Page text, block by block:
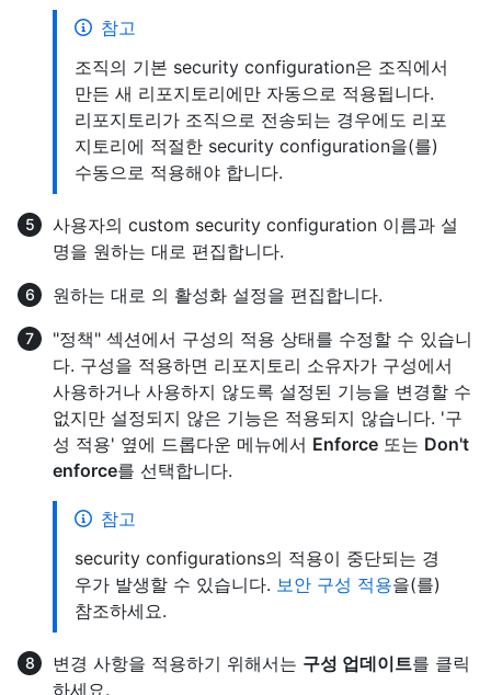
참고
조직의 기본 security configuration은 조직에서
만든 새 리포지토리에만 자동으로 적용됩니다.
리포지토리가 조직으로 전송되는 경우에도 리포
지토리에 적절한 security configuration을(를)
수동으로 적용해야 합니다.
사용자의 custom security configuration 이름과 설
명을 원하는 대로 편집합니다.
원하는 대로 의 활성화 설정을 편집합니다.
"정책" 섹션에서 구성의 적용 상태를 수정할 수 있습니
다. 구성을 적용하면 리포지토리 소유자가 구성에서
사용하거나 사용하지 않도록 설정된 기능을 변경할 수
없지만 설정되지 않은 기능은 적용되지 않습니다. '구
성 적용' 옆에 드롭다운 메뉴에서 Enforce 또는 Don't
enforce를 선택합니다.
참고
security configurations의 적용이 중단되는 경
우가 발생할 수 있습니다. 보안 구성 적용을(를)
참조하세요.
변경 사항을 적용하기 위해서는 구성 업데이트를 클릭
하세요.